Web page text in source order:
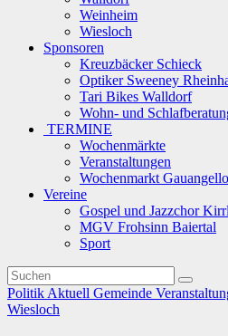
Weinheim
Wiesloch
Sponsoren
Kreuzbäcker Schieck
Optiker Sweeney
Tari Bikes Walldorf
Wohn- und
TERMINE
Wochenmärkte
Veranstaltungen
Wochenmarkt
Vereine
Gospel und Jazzchor
MGV Frohsinn Baiertal
Sport
Politik Aktuell Gemeinde
Wiesloch